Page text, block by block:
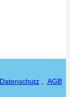
Datenschutz, AGB